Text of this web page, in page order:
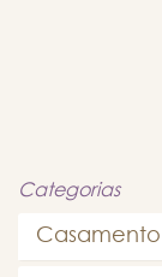
Categorias
Casamento